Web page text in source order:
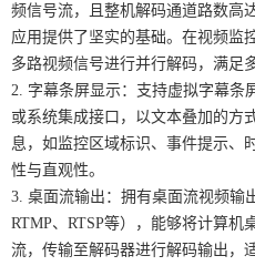
频信号流，且整机解码通道路数高
应用提供了坚实的基础。在视频监
多路视频信号进行并行解码，满足
2. 字幕条屏显示：支持虚拟字幕条
或系统集成接口，以文本叠加的方
息，如监控区域标识、事件提示、
性与直观性。
3. 桌面流输出：拥有桌面流视频输
RTMP、RTSP等），能够将计算
流，传输至解码器进行解码输出，